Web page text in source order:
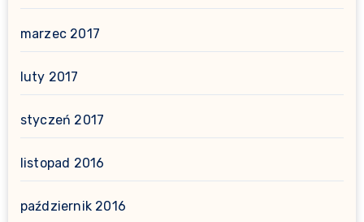
marzec 2017
luty 2017
styczeń 2017
listopad 2016
październik 2016